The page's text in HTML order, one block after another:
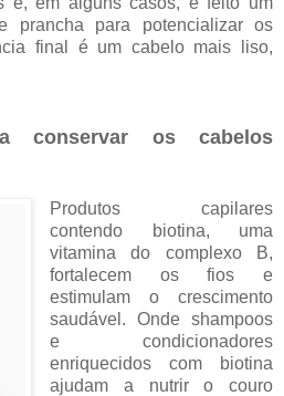
prancha para potencializar os
final é um cabelo mais liso,
conservar os cabelos
Produtos capilares
contendo biotina, uma
vitamina do complexo B,
fortalecem os fios e
estimulam o crescimento
saudável. Onde shampoos
e condicionadores
enriquecidos com biotina
ajudam a nutrir o couro